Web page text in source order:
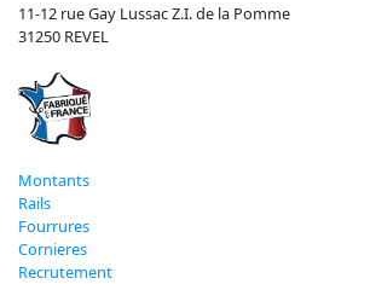
11-12 rue Gay Lussac Z.I. de la Pomme
31250 REVEL
Montants
Rails
Fourrures
Cornieres
Recrutement